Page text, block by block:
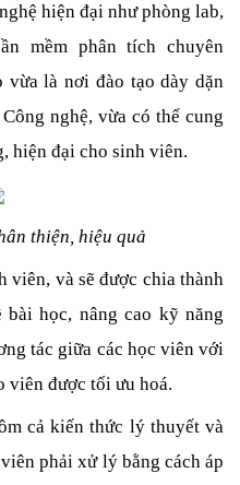
hiện đại như phòng lab,
mềm phân tích chuyên
là nơi đào tạo dày dặn
nghệ, vừa có thể cung
hiện đại cho sinh viên.
thiện, hiệu quả
viên, và sẽ được chia thành
học, nâng cao kỹ năng
tác giữa các học viên với
viên được tối ưu hoá.
cả kiến thức lý thuyết và
phải xử lý bằng cách áp